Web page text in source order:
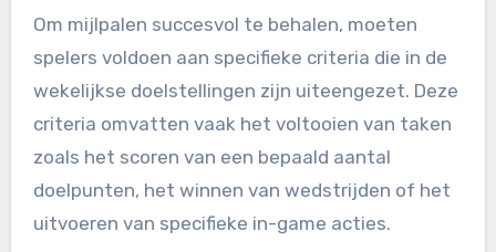
Om mijlpalen succesvol te behalen, moeten
spelers voldoen aan specifieke criteria die in de
wekelijkse doelstellingen zijn uiteengezet. Deze
criteria omvatten vaak het voltooien van taken
zoals het scoren van een bepaald aantal
doelpunten, het winnen van wedstrijden of het
uitvoeren van specifieke in-game acties.